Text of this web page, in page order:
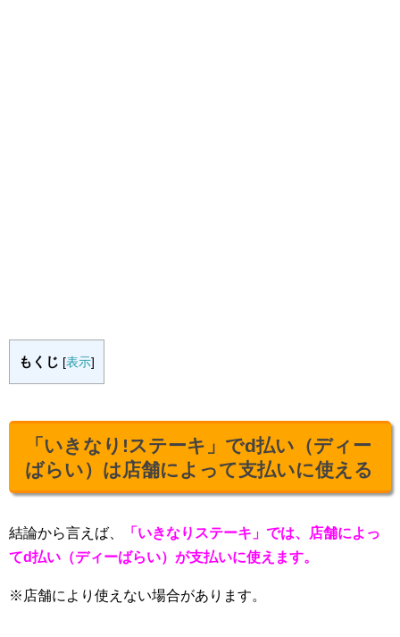
もくじ [表示]
「いきなり!ステーキ」でd払い（ディー
ばらい）は店舗によって支払いに使える
結論から言えば、
「いきなりステーキ」では、店舗によっ
てd払い（ディーばらい）が支払いに使えます。
※店舗により使えない場合があります。